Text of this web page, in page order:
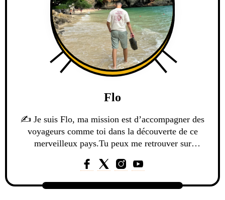
Flo
✍️ Je suis Flo, ma mission est d’accompagner des
voyageurs comme toi dans la découverte de ce
merveilleux pays.Tu peux me retrouver sur
ma chronique "Sawadee Thaïlande" depuis le menu
du site !